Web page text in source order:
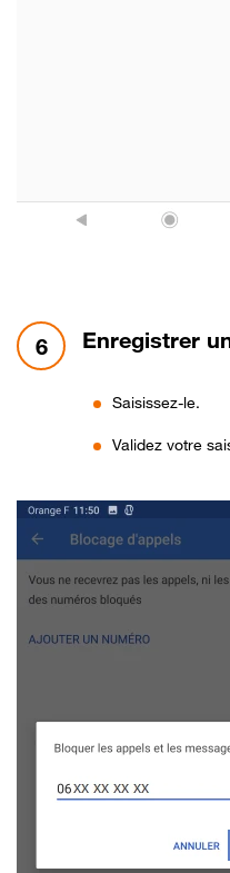
6 étape 6:
Enregistrer
Saisissez-le.
Validez votre